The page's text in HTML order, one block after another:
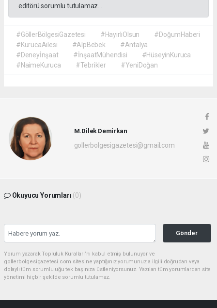
editörü sorumlu tutulamaz...
#GöllerBölgesiGazetesi #HayırlıOlsun
#DoğumHaberi
#KurucaAilesi
#AlpBebek
#Antalya
#Deneyİnşaat
#İnşaatMühendisi
#HüseyinKuruca
#NaimeKuruca
#Tebrikler #YeniDoğan
M.Dilek Demirkan
gollerbolgesigazetesi@gmail.com
Okuyucu Yorumları (0)
Gönder
Yorum yazarak Topluluk Kuralları’nı kabul etmiş bulunuyor ve
gollerbolgesigazetesi.com sitesine yaptığınız yorumunuzla ilgili doğrudan veya
dolaylı tüm sorumluluğu tek başınıza üstleniyorsunuz. Yazılan tüm yorumlardan site
yönetimi hiçbir şekilde sorumlu tutulamaz.